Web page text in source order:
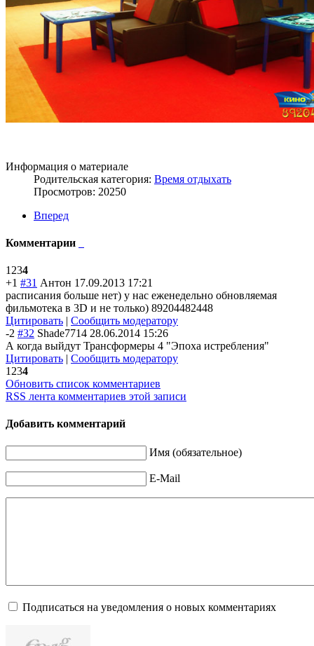
Информация о материале
Родительская категория: Время отдыхать
Просмотров: 20250
Вперед
Комментарии
1 234
+1 #31 Антон 17.09.2013 17:21
расписания больше нет) у нас еженедельно обновляемая
фильмотека в 3D и не только) 89204482448
Цитировать | Сообщить модератору
-2 #32 Shade7714 28.06.2014 15:26
А когда выйдут Трансформеры 4 "Эпоха истребления"
Цитировать | Сообщить модератору
1 234
Обновить список комментариев
RSS лента комментариев этой записи
Добавить комментарий
Имя (обязательное)
E-Mail
Подписаться на уведомления о новых комментариях